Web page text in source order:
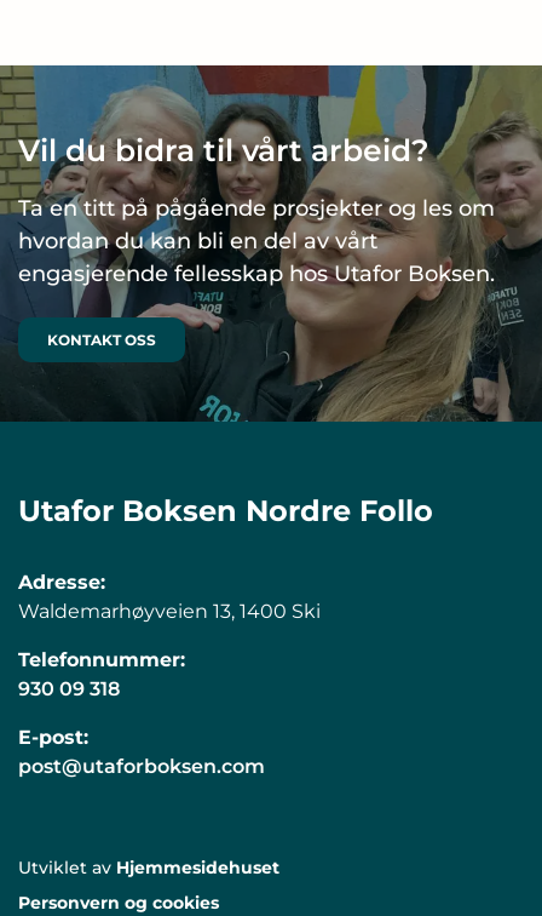
Vil du bidra til vårt arbeid?
Ta en titt på pågående prosjekter og les om
hvordan du kan bli en del av vårt
engasjerende fellesskap hos Utafor Boksen.
KONTAKT OSS
Utafor Boksen Nordre Follo
Adresse:
Waldemarhøyveien 13, 1400 Ski
Telefonnummer:
930 09 318
E-post:
post@utaforboksen.com
Utviklet av Hjemmesidehuset
Personvern og cookies